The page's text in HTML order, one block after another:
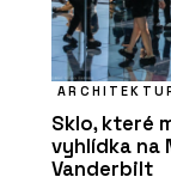
Sklo, které
vyhlídka na
Vanderbilt